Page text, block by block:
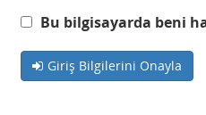
Bu bilgisayarda beni
Giriş Bilgilerini Onayla